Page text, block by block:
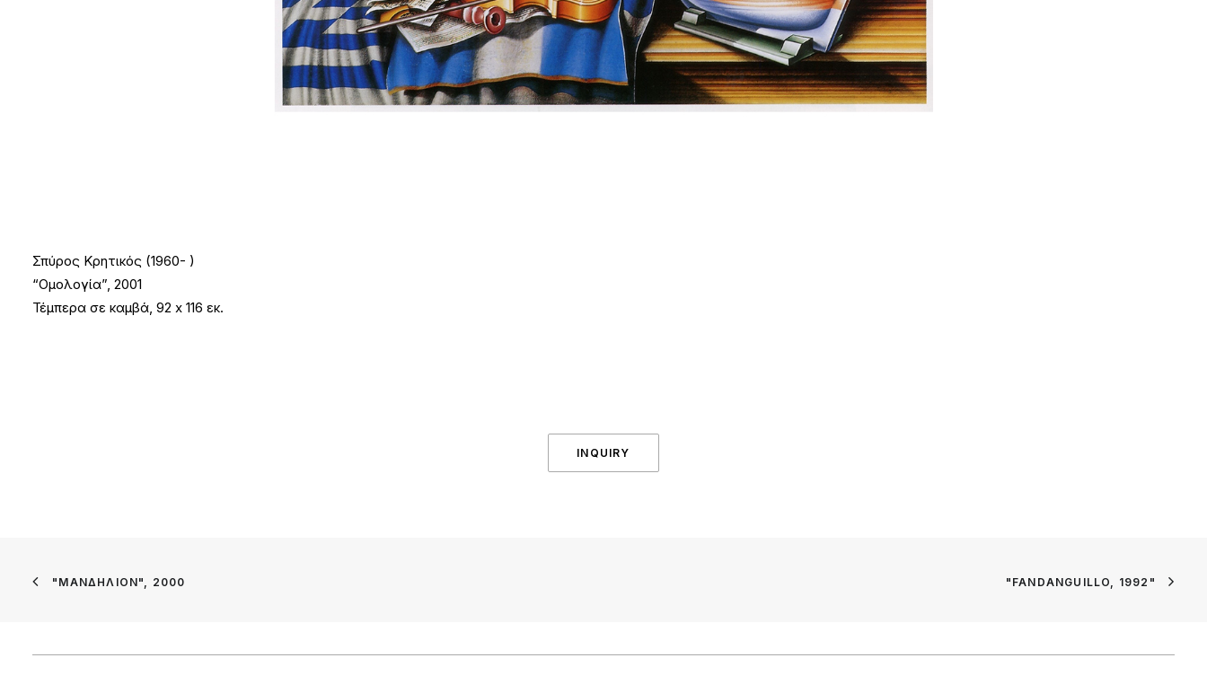
Σπύρος Κρητικός (1960- )
“Ομολογία”, 2001
Τέμπερα σε καμβά, 92 x 116 εκ.
INQUIRY
"ΜΑΝΔΉΛΙΟΝ", 2000 "FANDANGUILLO, 1992"